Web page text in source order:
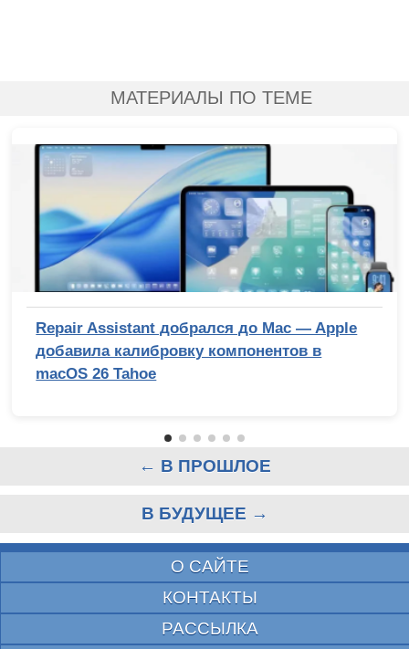
МАТЕРИАЛЫ ПО ТЕМЕ
Repair Assistant добрался до Mac — Apple
добавила калибровку компонентов в
macOS 26 Tahoe
← В ПРОШЛОЕ
В БУДУЩЕЕ →
О САЙТЕ
КОНТАКТЫ
РАССЫЛКА